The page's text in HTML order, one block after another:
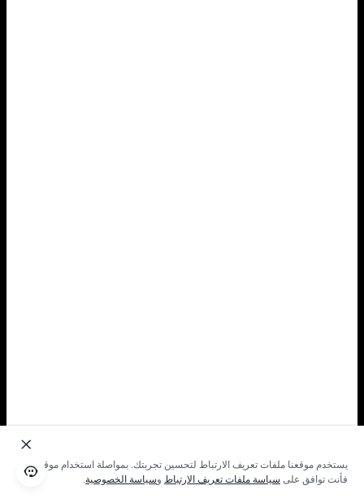
يستخدم موقعنا ملفات تعريف الارتباط لتحسين تجربتك. بمواصلة استخدام موقعنا؛
فأنت توافق على سياسة ملفات تعريف الارتباط وسياسة الخصوصية.